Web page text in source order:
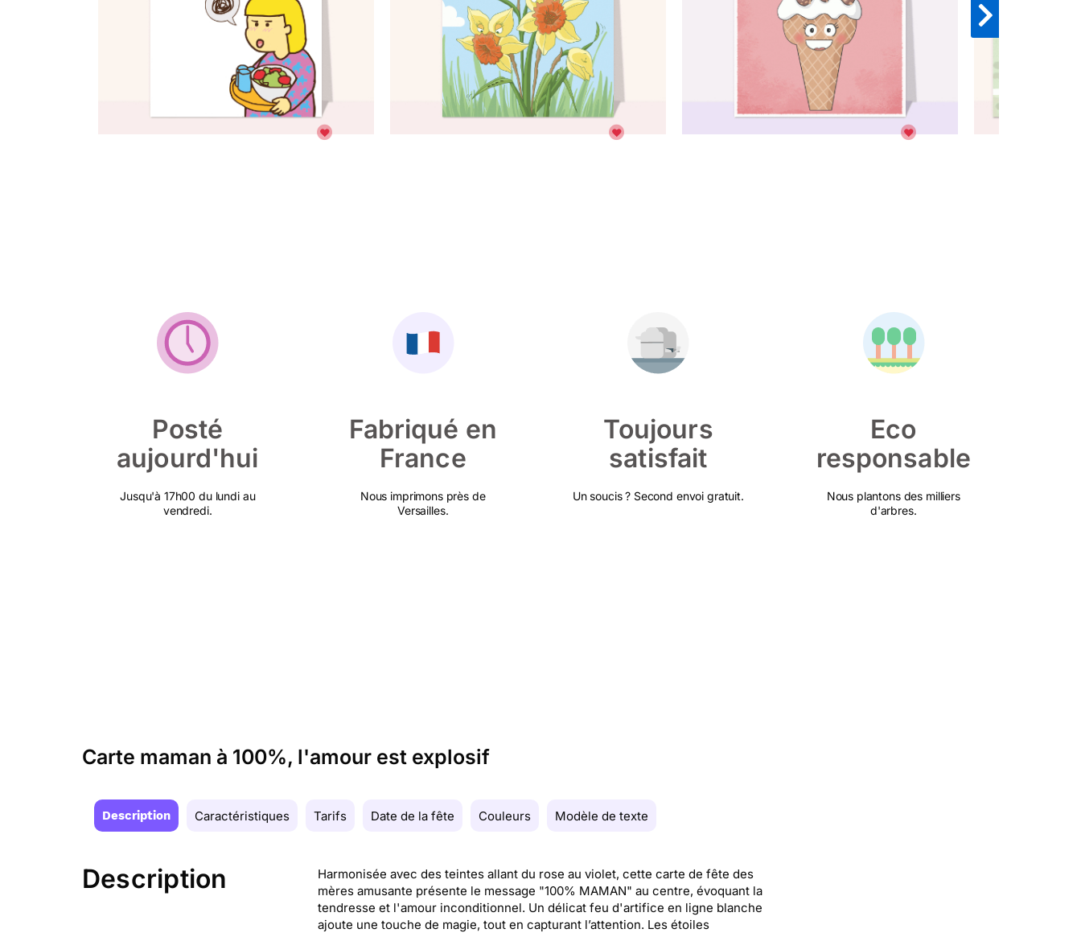
Posté
aujourd'hui
Jusqu'à 17h00 du lundi au
vendredi.
Fabriqué en
France
Nous imprimons près de
Versailles.
Toujours
satisfait
Un soucis ? Second envoi gratuit.
Eco
responsable
Nous plantons des milliers
d'arbres.
Carte maman à 100%, l'amour est explosif
Description Caractéristiques Tarifs Date de la fête Couleurs Modèle de texte
Description
Harmonisée avec des teintes allant du rose au violet, cette carte de fête des
mères amusante présente le message "100% MAMAN" au centre, évoquant la
tendresse et l'amour inconditionnel. Un délicat feu d'artifice en ligne blanche
ajoute une touche de magie, tout en capturant l’attention. Les étoiles